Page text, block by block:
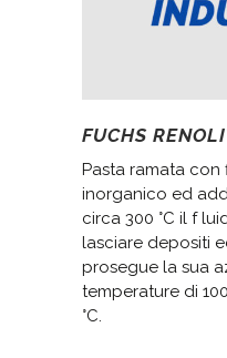
FUCHS
Pasta ramata con
inorganico ed
circa 300 °C il f
lasciare depositi
prosegue la sua
temperature di
°C.